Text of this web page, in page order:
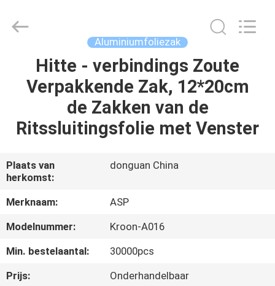
HUIS
PRODUCTEN
SHOW
ONGEVEER
ONS
Aluminiumfoliezak
Hitte - verbindings Zoute
Verpakkende Zak, 12*20cm
de Zakken van de
Ritssluitingsfolie met Venster
Plaats van
herkomst:
donguan China
Merknaam:
ASP
Modelnummer:
Kroon-A016
Min. bestelaantal:
30000pcs
Prijs:
Onderhandelbaar